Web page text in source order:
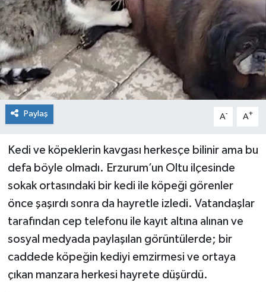
Paylaş A- A+
Kedi ve köpeklerin kavgası herkesçe bilinir ama bu
defa böyle olmadı. Erzurum’un Oltu ilçesinde
sokak ortasındaki bir kedi ile köpeği görenler
önce şaşırdı sonra da hayretle izledi. Vatandaşlar
tarafından cep telefonu ile kayıt altına alınan ve
sosyal medyada paylaşılan görüntülerde; bir
caddede köpeğin kediyi emzirmesi ve ortaya
çıkan manzara herkesi hayrete düşürdü.